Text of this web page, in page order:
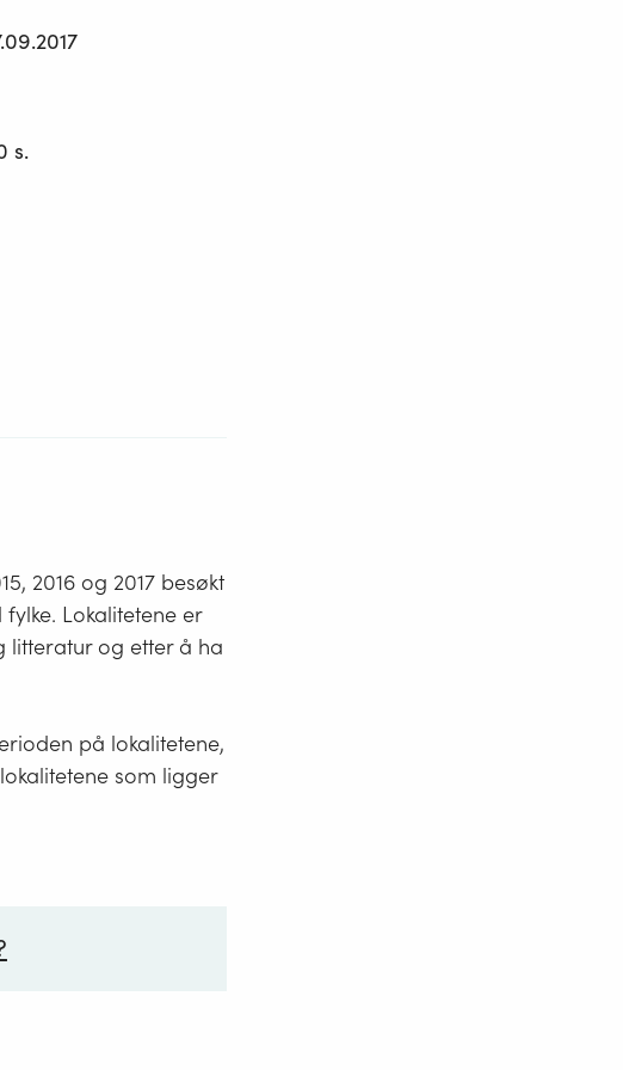
s.
2016 og 2017 besøkt
Lokalitetene er
litteratur og etter å ha
på lokalitetene,
som ligger